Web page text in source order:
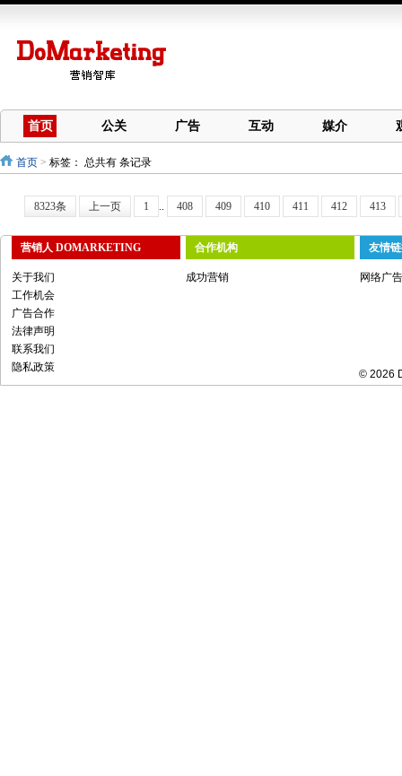
首页 公关 广告 互动 媒介
首页 > 标签： 总共有 条记录
8323条 上一页 1 .. 408 409 410 411 412 413
营销人 DOMARKETING
关于我们
工作机会
广告合作
法律声明
联系我们
隐私政策
合作机构
成功营销
友情
网络广
© 2026